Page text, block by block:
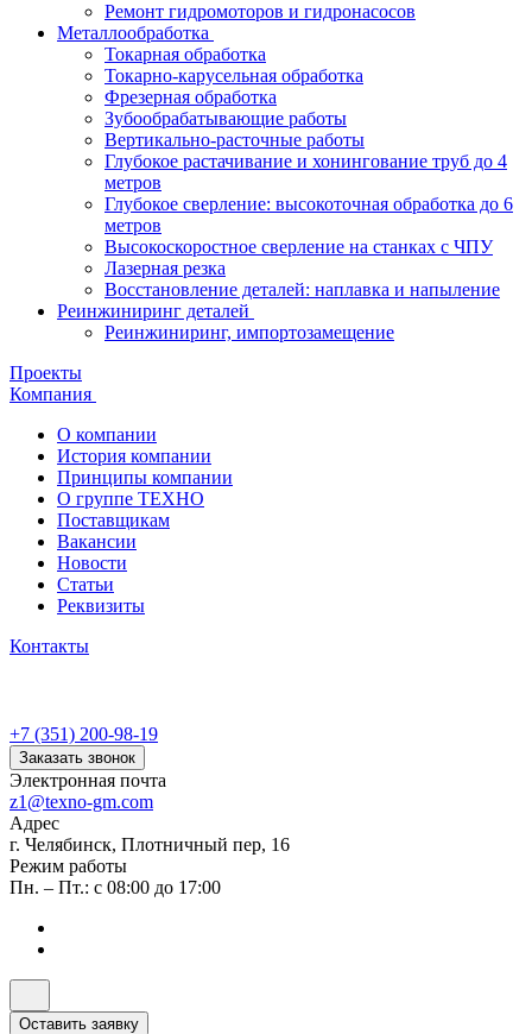
Ремонт гидромоторов и гидронасосов
Металлообработка
Токарная обработка
Токарно-карусельная обработка
Фрезерная обработка
Зубообрабатывающие работы
Вертикально-расточные работы
Глубокое растачивание и хонингование труб до 4
метров
Глубокое сверление: высокоточная обработка до 6
метров
Высокоскоростное сверление на станках с ЧПУ
Лазерная резка
Восстановление деталей: наплавка и напыление
Реинжиниринг деталей
Реинжиниринг, импортозамещение
Проекты
Компания
О компании
История компании
Принципы компании
О группе ТЕХНО
Поставщикам
Вакансии
Новости
Статьи
Реквизиты
Контакты
+7 (351) 200-98-19
Заказать звонок
Электронная почта
z1@texno-gm.com
Адрес
г. Челябинск, Плотничный пер, 16
Режим работы
Пн. – Пт.: с 08:00 до 17:00
Оставить заявку